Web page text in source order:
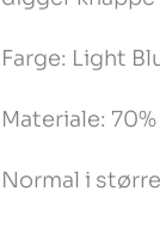
Farge: Light
Materiale:
Normal i
Blue
antall